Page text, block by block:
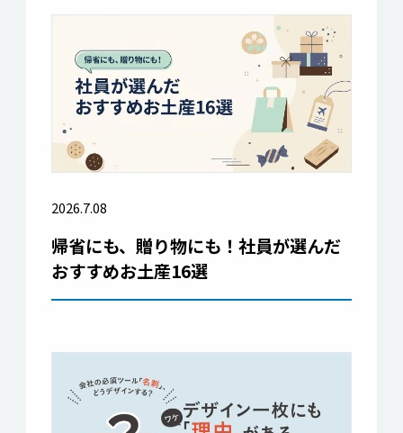
2026.7.08
帰省にも、贈り物にも！社員が選んだ
おすすめお土産16選